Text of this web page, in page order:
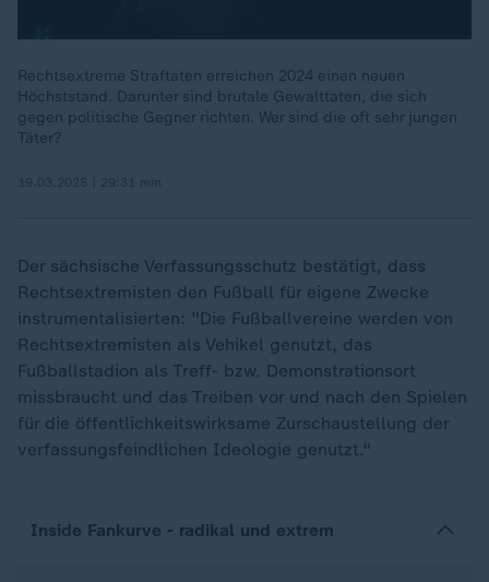
Rechtsextreme Straftaten erreichen 2024 einen neuen
Höchststand. Darunter sind brutale Gewalttaten, die sich
gegen politische Gegner richten. Wer sind die oft sehr jungen
Täter?
Der sächsische Verfassungsschutz bestätigt, dass
Rechtsextremisten den Fußball für eigene Zwecke
instrumentalisierten: "Die Fußballvereine werden von
Rechtsextremisten als Vehikel genutzt, das
Fußballstadion als Treff- bzw. Demonstrationsort
missbraucht und das Treiben vor und nach den Spielen
für die öffentlichkeitswirksame Zurschaustellung der
verfassungsfeindlichen Ideologie genutzt."
Inside Fankurve - radikal und extrem